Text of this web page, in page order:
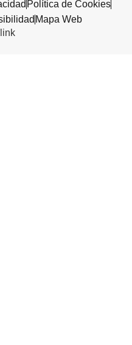
Política de Cookies
Mapa Web